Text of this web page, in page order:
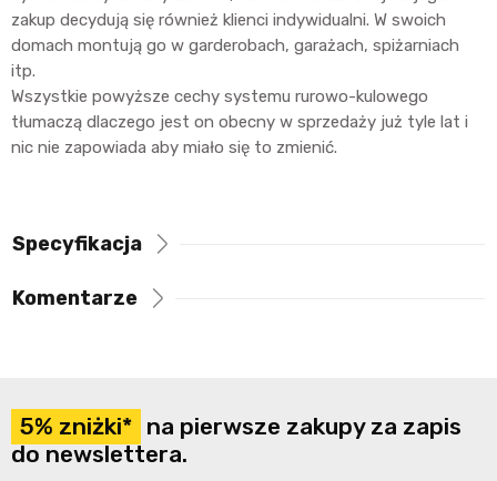
zakup decydują się również klienci indywidualni. W swoich
domach montują go w garderobach, garażach, spiżarniach
itp.
Wszystkie powyższe cechy systemu rurowo-kulowego
tłumaczą dlaczego jest on obecny w sprzedaży już tyle lat i
nic nie zapowiada aby miało się to zmienić.
Specyfikacja
Komentarze
5% zniżki* na pierwsze zakupy za zapis
do newslettera.